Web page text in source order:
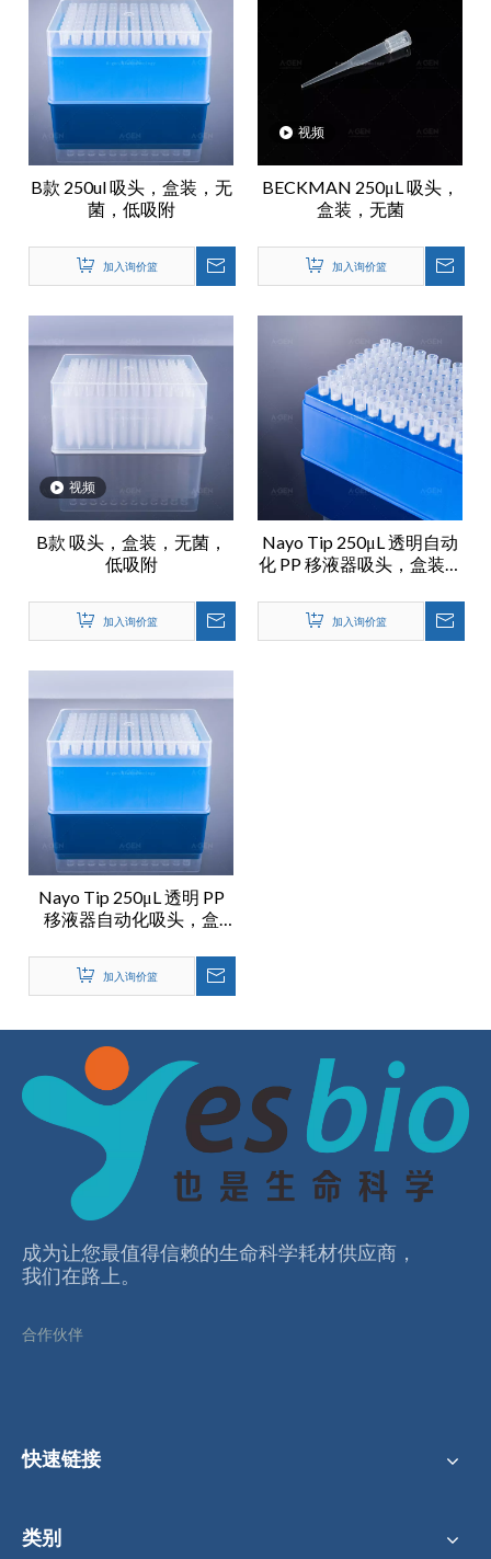
B款 250ul 吸头，盒装，无
菌，低吸附
加入询价篮
视频
BECKMAN 250μL 吸头，
盒装，无菌
加入询价篮
视频
B款 吸头，盒装，无菌，
低吸附
加入询价篮
Nayo Tip 250μL 透明自动
化 PP 移液器吸头，盒装，
加入询价篮
Nayo Tip 250μL 透明 PP
移液器自动化吸头，盒
加入询价篮
成为让您最值得信赖的⽣命科学耗材供应商，
我们在路上。
合作伙伴
快速链接
类别